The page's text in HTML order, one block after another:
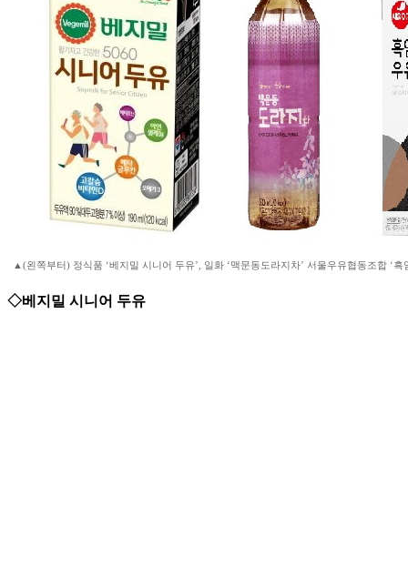
▲(왼쪽부터) 정식품 ‘베지밀 시니어 두유’, 일화 ‘맥문동도라지차’ 서울우유협동조합 ‘흑
◇베지밀 시니어 두유